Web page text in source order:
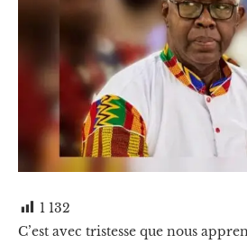
1 132
C’est avec tristesse que nous